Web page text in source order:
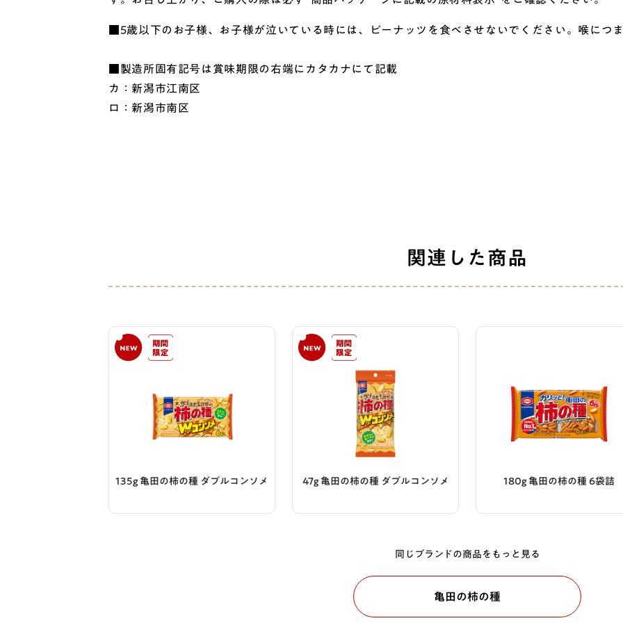
■5歳以下のお子様、お子様が泣いている時には、ピーナッツを食べさせないでください。喉につ
■製造所固有記号は賞味期限の右端にカタカナにて記載
カ：新潟市江南区
ロ：新潟市南区
関連した商品
135g 亀田の柿の種 ダブルコンソメ 47g 亀田の柿の種 ダブルコンソメ 180g 亀田の柿の種 6袋詰
同じブランドの商品をもっと見る
亀田の柿の種